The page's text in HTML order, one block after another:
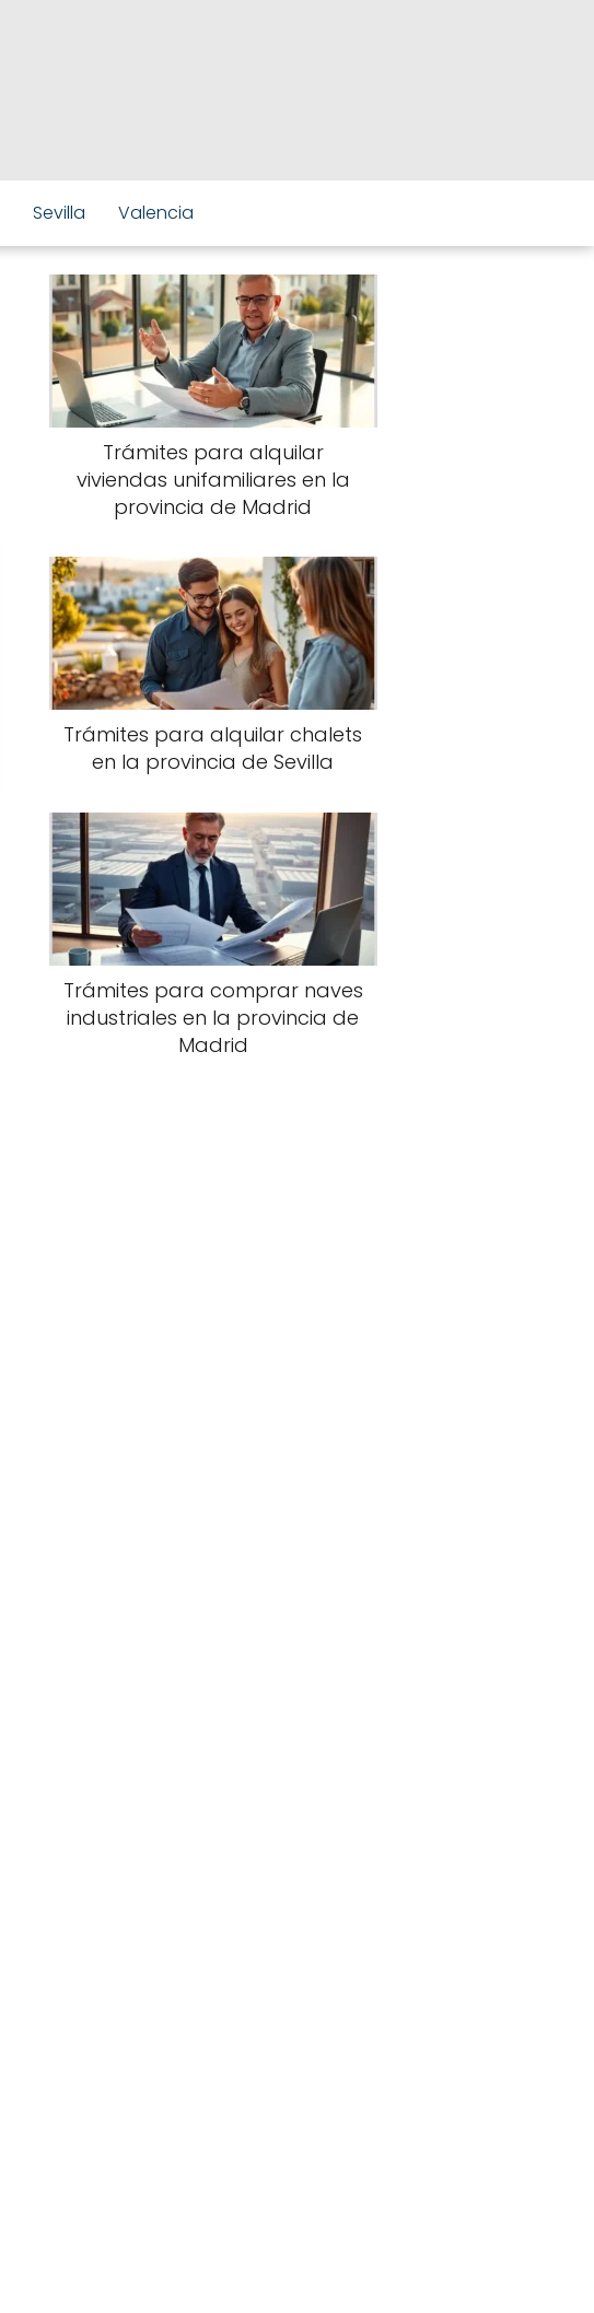
Sevilla Valencia
Trámites para alquilar
viviendas unifamiliares en la
provincia de Madrid
Trámites para alquilar chalets
en la provincia de Sevilla
Trámites para comprar naves
industriales en la provincia de
Madrid